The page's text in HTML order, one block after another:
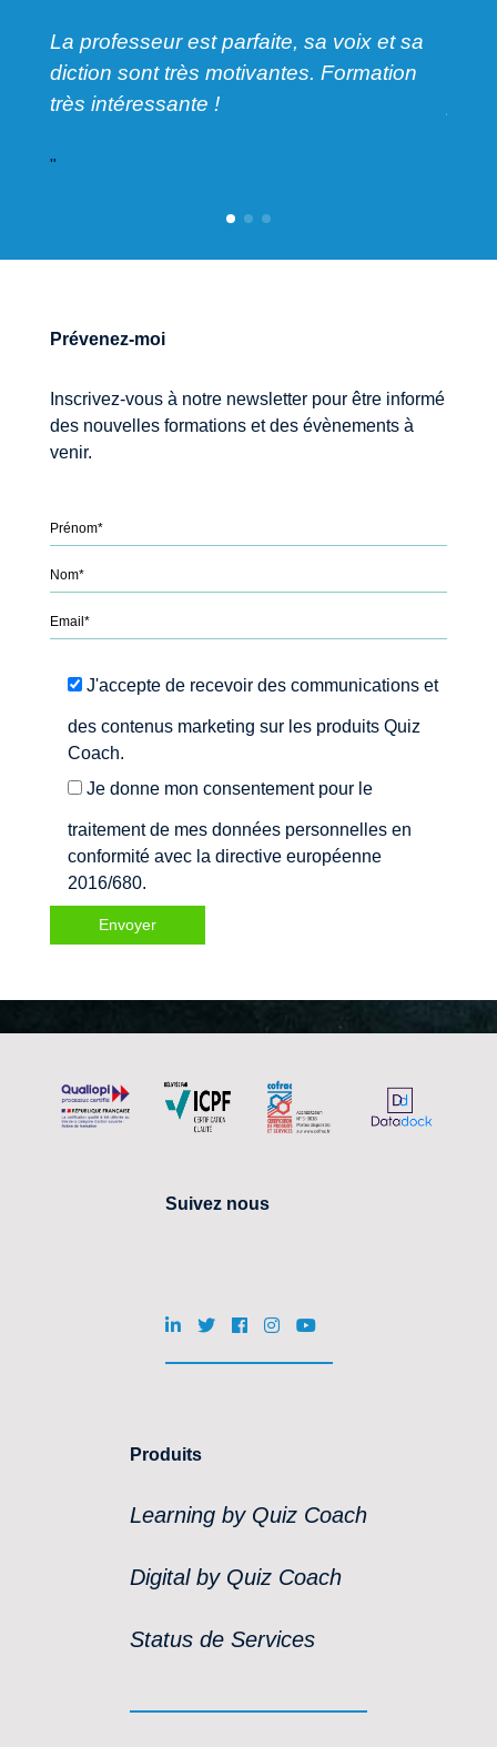
La professeur est parfaite, sa voix et sa
diction sont très motivantes. Formation
très intéressante !
"
Prévenez-moi
Inscrivez-vous à notre newsletter pour être informé
des nouvelles formations et des évènements à
venir.
J'accepte de recevoir des communications et
des contenus marketing sur les produits Quiz
Coach.
Je donne mon consentement pour le
traitement de mes données personnelles en
conformité avec la directive européenne
2016/680.
Suivez nous
Produits
Learning by Quiz Coach
Digital by Quiz Coach
Status de Services